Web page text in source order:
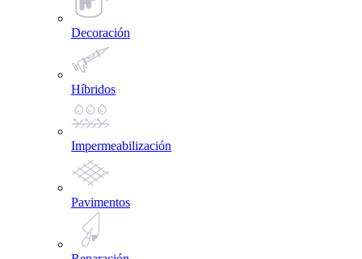
Decoración
Híbridos
Impermeabilización
Pavimentos